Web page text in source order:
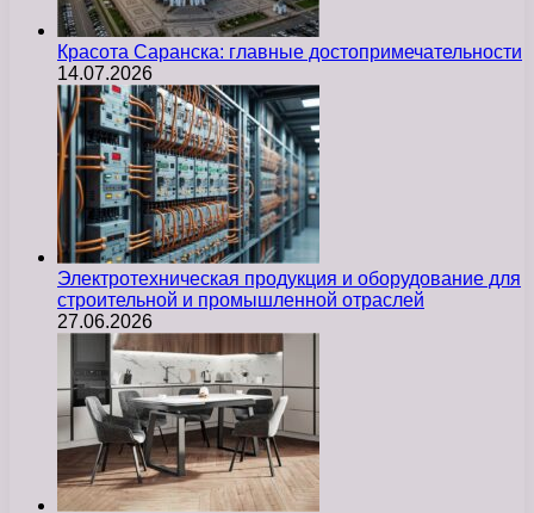
Красота Саранска: главные достопримечательности
14.07.2026
Электротехническая продукция и оборудование для
строительной и промышленной отраслей
27.06.2026